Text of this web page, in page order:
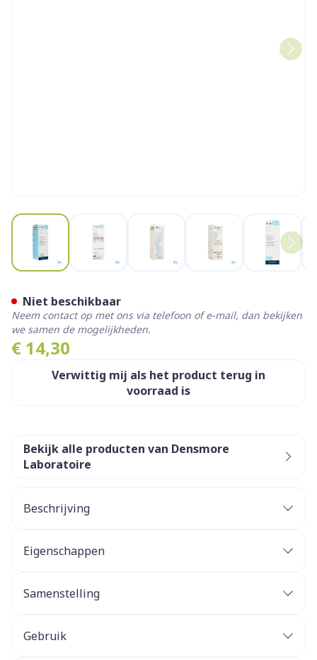
View larger imageView larger imageView larger imageView larger image
View
€ 14,30
Verwittig mij als het product terug in
voorraad is
Niet beschikbaar
Neem contact op met ons via telefoon of e-mail, dan bekijken
we samen de mogelijkheden.
Bekijk alle producten van Densmore
Laboratoire
Beschrijving
Tea tree, Cornflower, Allantoin,
Eigenschappen
particular in : blepharitis, styes, chalazions, dry
Gently removes eye secretions and impurities.
Samenstelling
Gebruik